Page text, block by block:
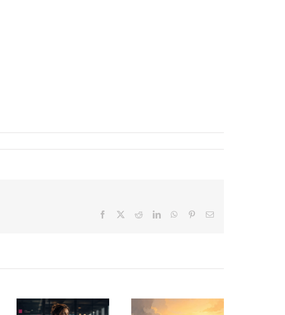
Facebook RedditLinkedInWhatsApp
PinterestCorreo